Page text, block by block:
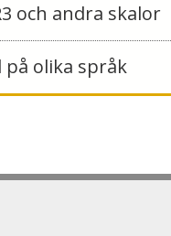
och andra skalor
på olika språk